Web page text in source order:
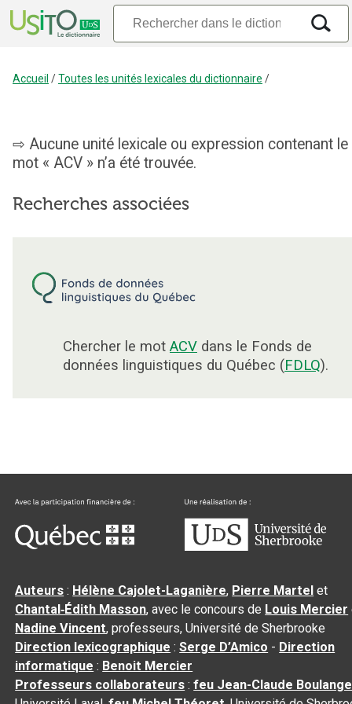
Accueil /Toutes les unités lexicales du dictionnaire /
Aucune unité lexicale ou expression contenant le
mot « ACV » n’a été trouvée.
Recherches associées
Chercher le mot ACV dans le Fonds de
données linguistiques du Québec (FDLQ).
Auteurs : Hélène Cajolet-Laganière, Pierre Martel et
Chantal‑Édith Masson, avec le concours de Louis Mercier
Nadine Vincent, professeurs, Université de Sherbrooke
Direction lexicographique :Serge D’Amico - Direction
informatique : Benoit Mercier
Professeurs collaborateurs :feu Jean-Claude